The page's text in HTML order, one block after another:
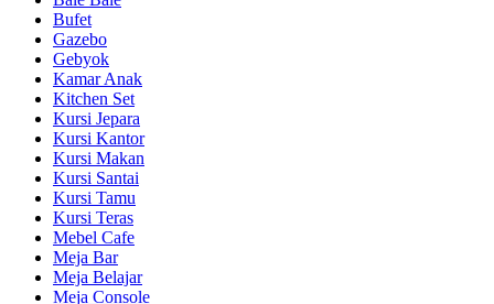
Bufet
Gazebo
Gebyok
Kamar Anak
Kitchen Set
Kursi Jepara
Kursi Kantor
Kursi Makan
Kursi Santai
Kursi Tamu
Kursi Teras
Mebel Cafe
Meja Bar
Meja Belajar
Meja Console